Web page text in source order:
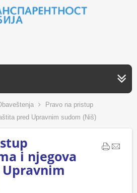
Pravo na pristup
pred Upravnim sudom (Niš)
i njegova